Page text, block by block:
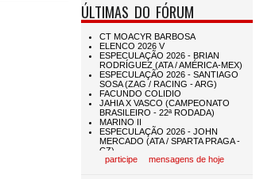
ÚLTIMAS DO FÓRUM
participe mensagens de hoje